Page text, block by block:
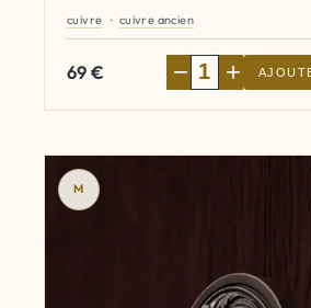
cuivre cuivre ancien
69€ − +
M